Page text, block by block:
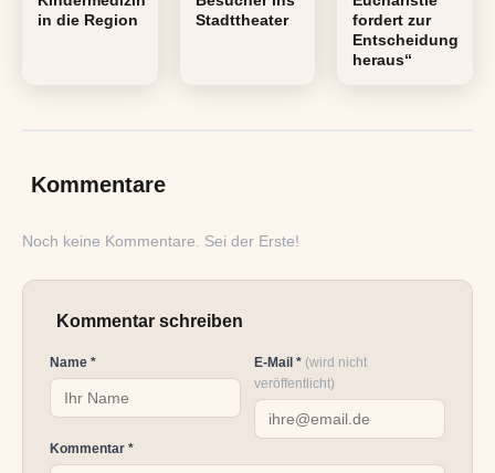
in die Region
Stadttheater
fordert zur
Entscheidung
heraus“
Kommentare
Noch keine Kommentare. Sei der Erste!
Kommentar schreiben
Name * E-Mail * (wird nicht
veröffentlicht)
Kommentar *